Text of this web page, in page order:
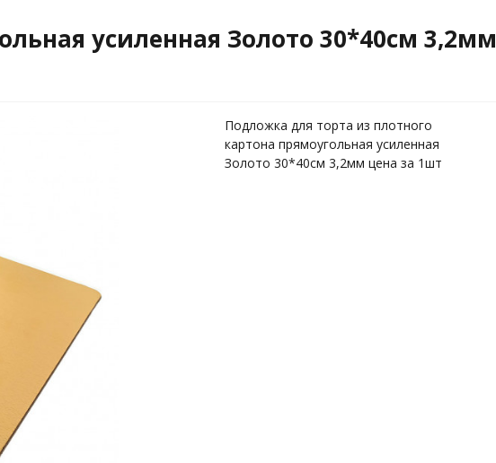
усиленная Золото 30*40см 3,2мм
Подложка для торта из плотного
картона прямоугольная усиленная
Золото 30*40см 3,2мм цена за 1шт